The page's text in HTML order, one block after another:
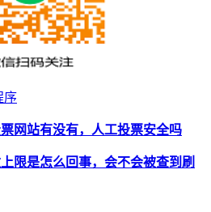
序
网站有没有，人工投票安全吗
限是怎么回事，会不会被查到刷